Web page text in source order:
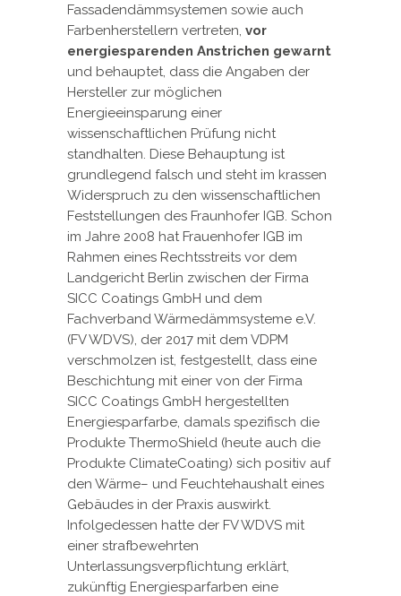
Fassadendämmsystemen sowie auch
Farbenherstellern vertreten, vor
energiesparenden Anstrichen gewarnt
und behauptet, dass die Angaben der
Hersteller zur möglichen
Energieeinsparung einer
wissenschaftlichen Prüfung nicht
standhalten. Diese Behauptung ist
grundlegend falsch und steht im krassen
Widerspruch zu den wissenschaftlichen
Feststellungen des Fraunhofer IGB. Schon
im Jahre 2008 hat Frauenhofer IGB im
Rahmen eines Rechtsstreits vor dem
Landgericht Berlin zwischen der Firma
SICC Coatings GmbH und dem
Fachverband Wärmedämmsysteme e.V.
(FV WDVS), der 2017 mit dem VDPM
verschmolzen ist, festgestellt, dass eine
Beschichtung mit einer von der Firma
SICC Coatings GmbH hergestellten
Energiesparfarbe, damals spezifisch die
Produkte ThermoShield (heute auch die
Produkte ClimateCoating) sich positiv auf
den Wärme– und Feuchtehaushalt eines
Gebäudes in der Praxis auswirkt.
Infolgedessen hatte der FV WDVS mit
einer strafbewehrten
Unterlassungsverpflichtung erklärt,
zukünftig Energiesparfarben eine